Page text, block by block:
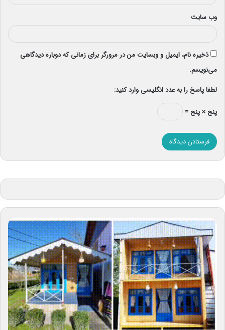
وب‌ سایت
ذخیره نام، ایمیل و وبسایت من در مرورگر برای زمانی که دوباره دیدگاهی
می‌نویسم.
لطفا پاسخ را به عدد انگلیسی وارد کنید:
پنج × پنج =